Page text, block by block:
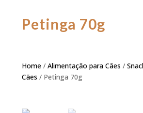
Petinga 70g
Home/ Alimentação para Cães /
Cães / Petinga 70g